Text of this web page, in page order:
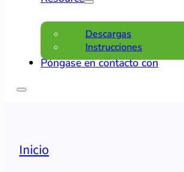
Descargas
Instrucciones
Póngase en contacto con
Inicio